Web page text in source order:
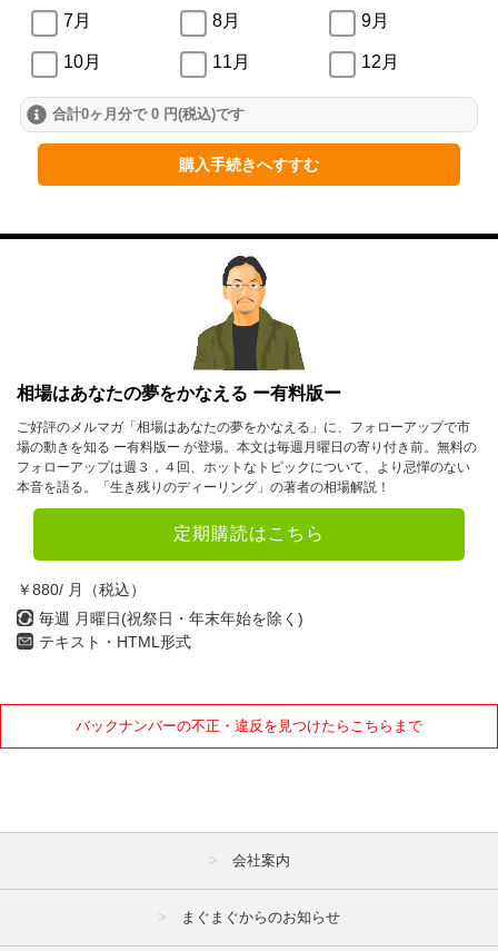
相場はあなたの夢をかなえる ー有料版ー
ご好評のメルマガ「相場はあなたの夢をかなえる」に、フォローアップで市
場の動きを知る ー有料版ー が登場。本文は毎週月曜日の寄り付き前。無料の
フォローアップは週３，４回、ホットなトピックについて、より忌憚のない
本音を語る。「生き残りのディーリング」の著者の相場解説！
定期購読はこちら
￥880/ 月（税込）
毎週 月曜日(祝祭日・年末年始を除く)
テキスト・HTML形式
バックナンバーの不正・違反を見つけたらこちらまで
7月 8月 9月
10月 11月 12月
2024年
2月
7月 8月 9月
11月
1月 2月
4月 5月 6月
7月 8月 9月
10月 11月 12月
2022年
1月 2月
4月
10月 11月 12月
1月 2月 3月
5月
8月
合計0ヶ月分で 0 円(税込)です
購入手続きへすすむ
会社案内
まぐまぐからのお知らせ